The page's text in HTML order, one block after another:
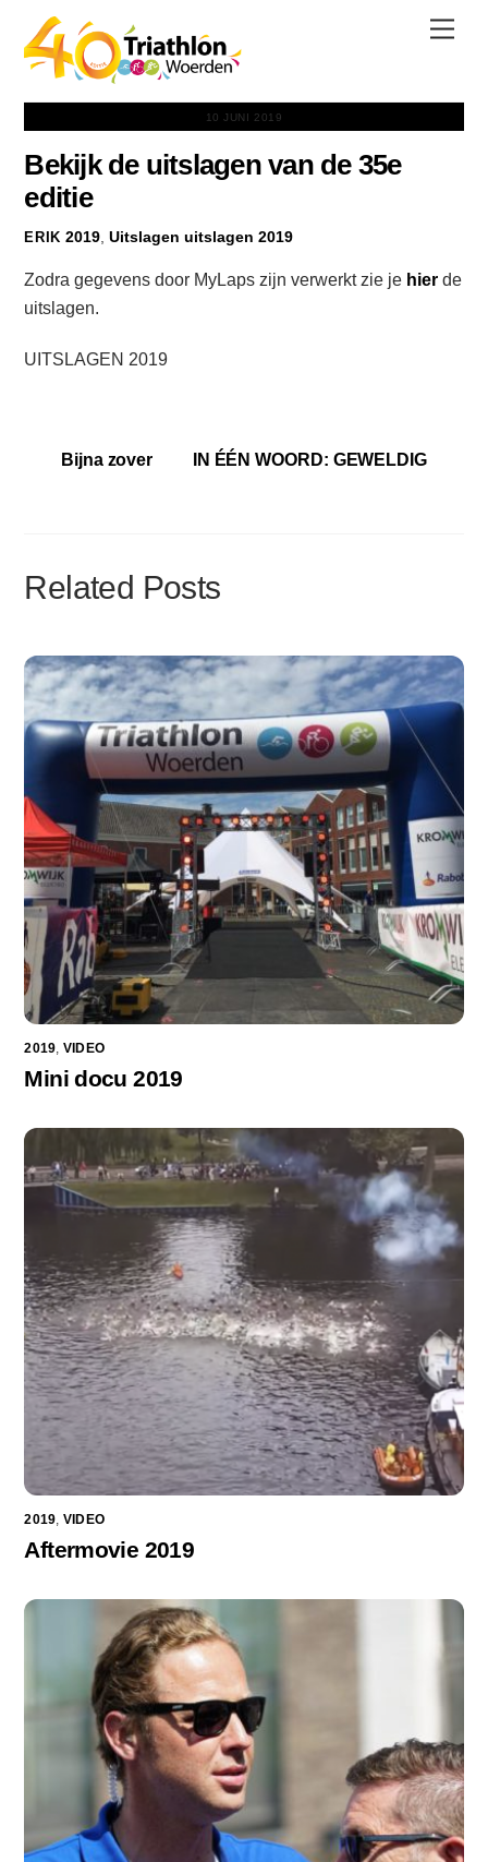
content
10 JUNI 2019
Bekijk de uitslagen van de 35e
editie
ERIK 2019, Uitslagen uitslagen 2019
Zodra gegevens door MyLaps zijn verwerkt zie je hier de
uitslagen.
UITSLAGEN 2019
Bijna zover IN ÉÉN WOORD: GEWELDIG
Related Posts
2019 VIDEO
Mini docu 2019
2019, VIDEO
Aftermovie 2019